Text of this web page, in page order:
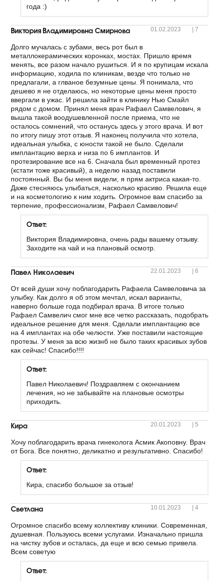
года :)
Виктория Владимировна Смирнова 01.02.2023 7
Долго мучалась с зубами, весь рот был в
металлокерамических коронках, мостах. Пришло время
менять, все разом начало рушиться. И я по крупицам искала
информацию, ходила по клиникам, везде что только не
предлагали, а глваное безумные цены. Я понимала, что
дешево я не отделаюсь, но некоторые цены меня просто
ввергали в ужас. И решила зайти в клинику Нью Смайл
рядом с домом. Принял меня врач Рафаел Самвелович, я
вышла такой воодушевленной после приема, что не
осталось сомнений, что останусь здесь у этого врача. И вот
по итогу пишу этот отзыв. Я наконец получила что хотела,
идеальная улыбка, с юности такой не было. Сделали
имплантацию верха и низа по 6 имплантов. И
протезирование все на 6. Сначала был временный протез
(кстати тоже красивый), а неделю назад поставили
постоянный. Вы бы меня видели, я прям актриса какая-то.
Даже стесняюсь улыбаться, насколько красиво. Решила еще
и на косметологию к ним ходить. Огромное вам спасибо за
терпение, профессионализм, Рафаел Самвелович!
Ответ:
Виктория Владимировна, очень рады вашему отзыву.
Заходите на чай и на плановый осмотр.
Павел Николаевич 22.01.2023 6
От всей души хочу поблагодарить Рафаела Самвеловича за
улыбку. Как долго я об этом мечтал, искал варианты,
наверно больше года подбирал врача. В итоге только
Рафаел Самвелич смог мне все четко рассказать, подобрать
идеальное решение для меня. Сделали имплантацию все
на 4 имплантах на обе челюсти. Уже поставили настоящие
протезы. У меня за всю жизнб не было таких красивых зубов
как сейчас! Спасибо!!!!
Ответ:
Павел Николаевич! Поздравляем с окончанием
лечения, но не забывайте на плановые осмотры
приходить.
Кира 20.01.2023 5
Хочу поблагодарить врача гинеколога Асмик Акоповну. Врач
от Бога. Все понятно, деликатно и результативно. Спасибо!
Ответ:
Кира, спасибо большое за отзыв!
Светлана 10.01.2023 4
Огромное спасибо всему коллективу клиники. Современная,
душевная. Пользуюсь всеми услугами. Изначально пришла
на чистку зубов и осталась, да еще и всю семью привела.
Всем советую
Ответ: